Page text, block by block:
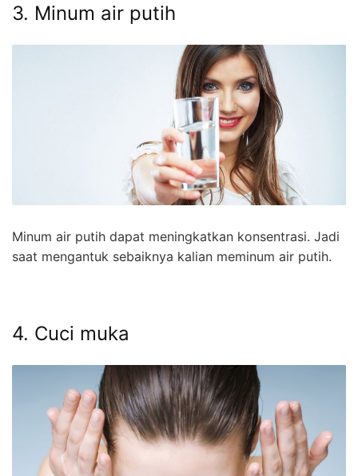
3. Minum air putih
Minum air putih dapat meningkatkan konsentrasi. Jadi
saat mengantuk sebaiknya kalian meminum air putih.
4. Cuci muka